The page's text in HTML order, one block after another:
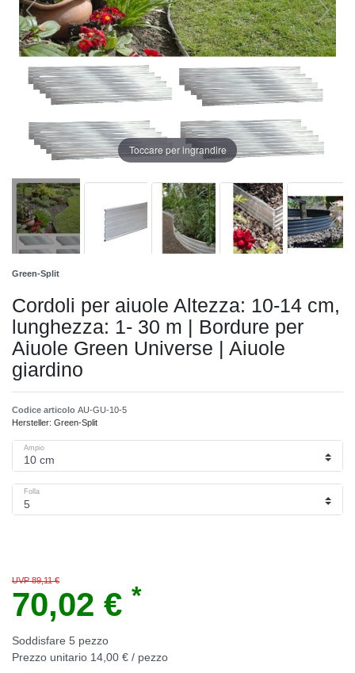
Toccare per ingrandire
Green-Split
Cordoli per aiuole Altezza: 10-14 cm,
lunghezza: 1- 30 m | Bordure per
Aiuole Green Universe | Aiuole
giardino
Codice articolo AU-GU-10-5
Hersteller: Green-Split
Ampio
Folla
UVP 89,11 €
70,02 € *
Soddisfare 5 pezzo
Prezzo unitario 14,00 € / pezzo